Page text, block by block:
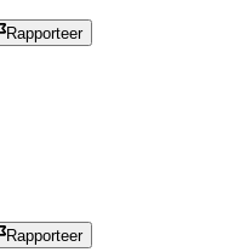
Rapporteer
Rapporteer